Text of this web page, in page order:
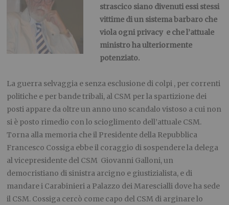
strascico siano divenuti essi stessi
vittime di un sistema barbaro che
viola ogni privacy e che l’attuale
ministro ha ulteriormente
potenziato.
La guerra selvaggia e senza esclusione di colpi , per correnti
politiche e per bande tribali, al CSM per la spartizione dei
posti appare da oltre un anno uno scandalo vistoso a cui non
si è posto rimedio con lo scioglimento dell’attuale CSM.
Torna alla memoria che il Presidente della Repubblica
Francesco Cossiga ebbe il coraggio di sospendere la delega
al vicepresidente del CSM Giovanni Galloni, un
democristiano di sinistra arcigno e giustizialista, e di
mandare i Carabinieri a Palazzo dei Marescialli dove ha sede
il CSM. Cossiga cercò come capo del CSM di arginare lo